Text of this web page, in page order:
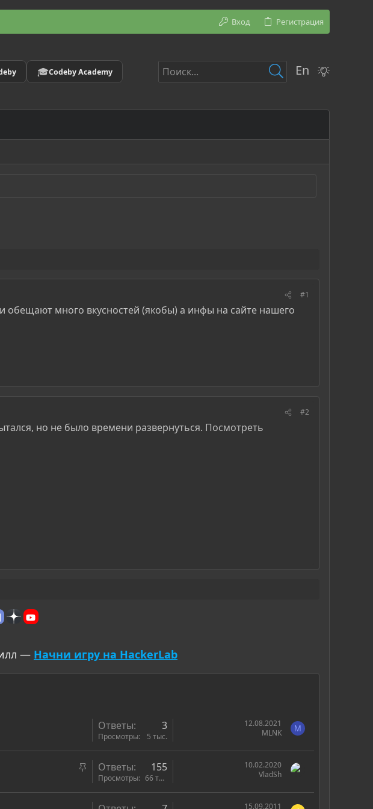
Вход Регистрация
🎓Codeby Academy En
#1
обещают много вкусностей (якобы) а инфы на сайте нашего
#2
но не было времени развернуться. Посмотреть
— Начни игру на HackerLab
Ответы 3
Просмотры 5 тыс.
12.08.2021
MLNK
M
З
к
Ответы 155
Просмотры 66 тыс.
10.02.2020
VladSh
15.09.2011